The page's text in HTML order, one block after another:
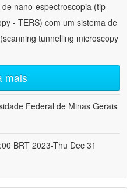
nano-espectroscopia (tip-
- TERS) com um sistema de
tunnelling microscopy
mais
Federal de Minas Gerais
BRT 2023-Thu Dec 31